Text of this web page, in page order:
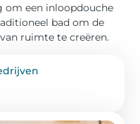
om een ​​inloopdouche
bad om de
ruimte te creëren.